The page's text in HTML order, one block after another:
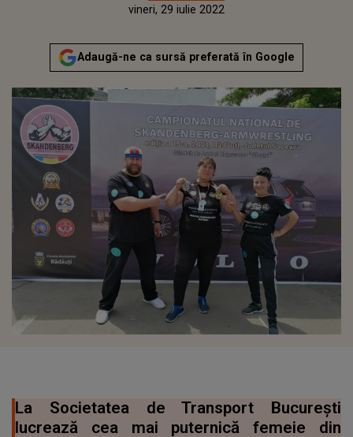
Actualizat:
vineri, 29 iulie 2022
Adaugă-ne ca sursă preferată în Google
La Societatea de Transport Bucureşti
lucrează cea mai puternică femeie din